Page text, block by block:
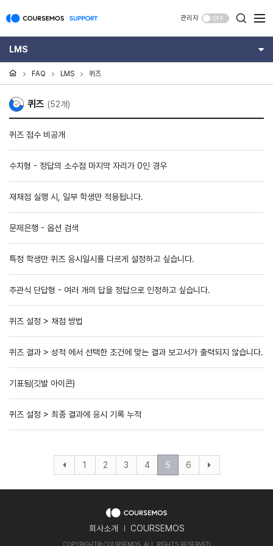
관리자 OFF
LMS
FAQ LMS 퀴즈
퀴즈 (52개)
퀴즈 점수 비공개
수치형 - 정답의 소수점 마지막 자리가 0인 경우
재채점 실행 시, 일부 학생만 적용됩니다.
문제은행 - 옵션 검색
특정 학생만 퀴즈 응시일시를 다르게 설정하고 싶습니다.
주관식 단답형 - 여러 개의 답을 정답으로 인정하고 싶습니다.
퀴즈 설정 > 채점 방법
퀴즈 결과 > 성적 에서 선택한 조건에 맞는 결과 보고서가 출력되지 않습니다.
기표됨(깃발 아이콘)
퀴즈 설정 > 최종 결과에 응시 기록 누적
1 2 3 4 5 6
회사소개 COURSEMOS
COPYRIGHT©COURSEMOS. ALL RIGHTS RESERVED